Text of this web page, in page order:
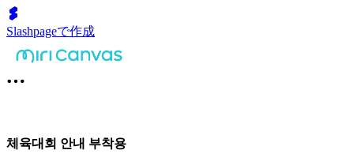
Slashpageで作成
체육대회 안내 부착용